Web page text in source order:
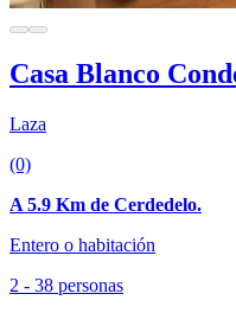
Casa Blanco
Laza
(0)
A 5.9 Km de Cerdedelo.
Entero o habitación
2 - 38 personas